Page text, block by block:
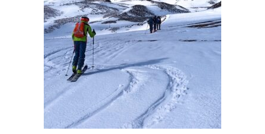
Las
opciones
pueden
elegir
en
la